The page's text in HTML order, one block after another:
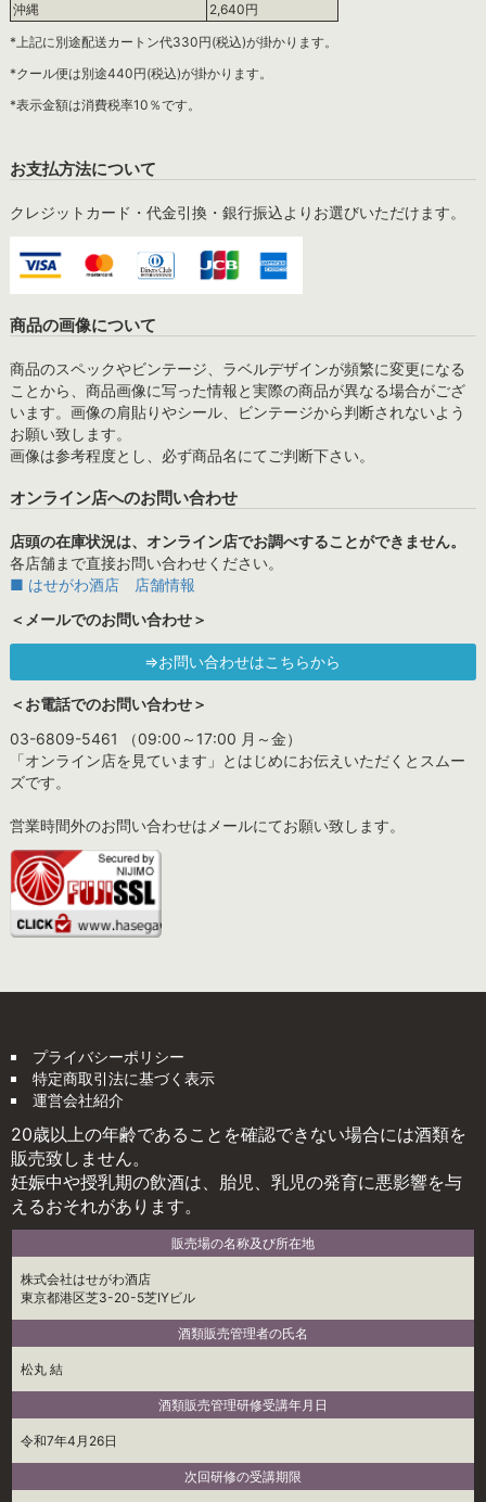
沖縄
2,640円
*上記に別途配送カートン代330円(税込)が掛かります。
*クール便は別途440円(税込)が掛かります。
*表示金額は消費税率10％です。
お支払方法について
クレジットカード・代金引換・銀行振込よりお選びいただけます。
商品の画像について
商品のスペックやビンテージ、ラベルデザインが頻繁に変更になる
ことから、商品画像に写った情報と実際の商品が異なる場合がござ
います。画像の肩貼りやシール、ビンテージから判断されないよう
お願い致します。
画像は参考程度とし、必ず商品名にてご判断下さい。
オンライン店へのお問い合わせ
店頭の在庫状況は、オンライン店でお調べすることができません。
各店舗まで直接お問い合わせください。
■ はせがわ酒店 店舗情報
＜メールでのお問い合わせ＞
⇒お問い合わせはこちらから
＜お電話でのお問い合わせ＞
03-6809-5461 （09:00～17:00 月～金）
「オンライン店を見ています」とはじめにお伝えいただくとスムー
ズです。
営業時間外のお問い合わせはメールにてお願い致します。
プライバシーポリシー
特定商取引法に基づく表示
運営会社紹介
20歳以上の年齢であることを確認できない場合には酒類を
販売致しません。
妊娠中や授乳期の飲酒は、胎児、乳児の発育に悪影響を与
えるおそれがあります。
販売場の名称及び所在地
株式会社はせがわ酒店
東京都港区芝3-20-5芝IYビル
酒類販売管理者の氏名
松丸 結
酒類販売管理研修受講年月日
令和7年4月26日
次回研修の受講期限